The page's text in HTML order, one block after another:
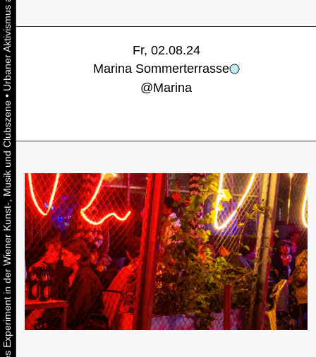
•
Fr, 02.08.24
Marina Sommerterrasse
@Marina